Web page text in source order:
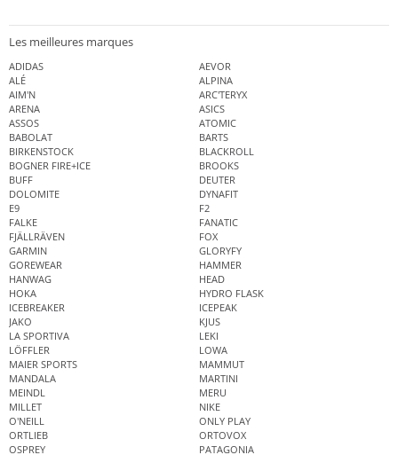
Les meilleures marques
ADIDAS
AEVOR
ALÉ
ALPINA
AIM'N
ARC'TERYX
ARENA
ASICS
ASSOS
ATOMIC
BABOLAT
BARTS
BIRKENSTOCK
BLACKROLL
BOGNER FIRE+ICE
BROOKS
BUFF
DEUTER
DOLOMITE
DYNAFIT
E9
F2
FALKE
FANATIC
FJÄLLRÄVEN
FOX
GARMIN
GLORYFY
GOREWEAR
HAMMER
HANWAG
HEAD
HOKA
HYDRO FLASK
ICEBREAKER
ICEPEAK
JAKO
KJUS
LA SPORTIVA
LEKI
LÖFFLER
LOWA
MAIER SPORTS
MAMMUT
MANDALA
MARTINI
MEINDL
MERU
MILLET
NIKE
O'NEILL
ONLY PLAY
ORTLIEB
ORTOVOX
OSPREY
PATAGONIA